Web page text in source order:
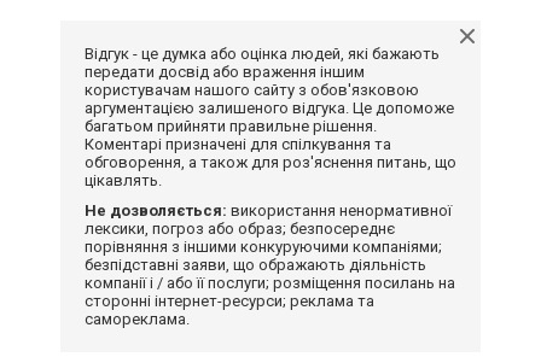
Відгук - це думка або оцінка людей, які бажають
передати досвід або враження іншим
користувачам нашого сайту з обов'язковою
аргументацією залишеного відгука. Це допоможе
багатьом прийняти правильне рішення.
Коментарі призначені для спілкування та
обговорення, а також для роз'яснення питань, що
цікавлять.
Не дозволяється: використання ненормативної
лексики, погроз або образ; безпосереднє
порівняння з іншими конкуруючими компаніями;
безпідставні заяви, що ображають діяльність
компанії і / або її послуги; розміщення посилань на
сторонні інтернет-ресурси; реклама та
самореклама.